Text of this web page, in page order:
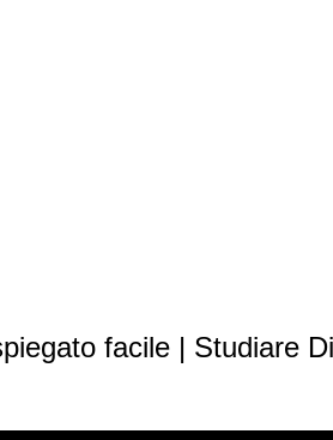
facile | Studiare